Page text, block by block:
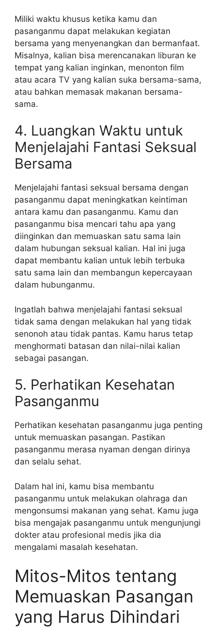
Miliki waktu khusus ketika kamu dan
pasanganmu dapat melakukan kegiatan
bersama yang menyenangkan dan bermanfaat.
Misalnya, kalian bisa merencanakan liburan ke
tempat yang kalian inginkan, menonton film
atau acara TV yang kalian suka bersama-sama,
atau bahkan memasak makanan bersama-
sama.
4. Luangkan Waktu untuk
Menjelajahi Fantasi Seksual
Bersama
Menjelajahi fantasi seksual bersama dengan
pasanganmu dapat meningkatkan keintiman
antara kamu dan pasanganmu. Kamu dan
pasanganmu bisa mencari tahu apa yang
diinginkan dan memuaskan satu sama lain
dalam hubungan seksual kalian. Hal ini juga
dapat membantu kalian untuk lebih terbuka
satu sama lain dan membangun kepercayaan
dalam hubunganmu.
Ingatlah bahwa menjelajahi fantasi seksual
tidak sama dengan melakukan hal yang tidak
senonoh atau tidak pantas. Kamu harus tetap
menghormati batasan dan nilai-nilai kalian
sebagai pasangan.
5. Perhatikan Kesehatan
Pasanganmu
Perhatikan kesehatan pasanganmu juga penting
untuk memuaskan pasangan. Pastikan
pasanganmu merasa nyaman dengan dirinya
dan selalu sehat.
Dalam hal ini, kamu bisa membantu
pasanganmu untuk melakukan olahraga dan
mengonsumsi makanan yang sehat. Kamu juga
bisa mengajak pasanganmu untuk mengunjungi
dokter atau profesional medis jika dia
mengalami masalah kesehatan.
Mitos-Mitos tentang
Memuaskan Pasangan
yang Harus Dihindari